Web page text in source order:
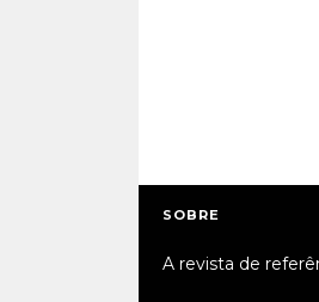
SOBRE
A revista de